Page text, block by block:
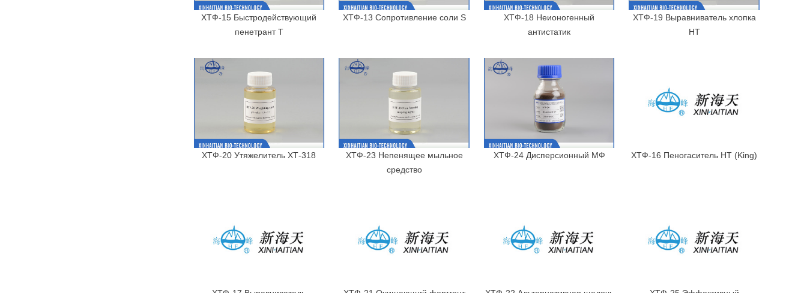
ХТФ-15 Быстродействующий
пенетрант Т
ХТФ-13 Сопротивление соли S
ХТФ-18 Неионогенный
антистатик
ХТФ-19 Выравниватель хлопка
HT
ХТФ-20 Утяжелитель ХТ-318
ХТФ-23 Непенящее мыльное
средство
ХТФ-24 Дисперсионный МФ ХТФ-16 Пеногаситель HT (King)